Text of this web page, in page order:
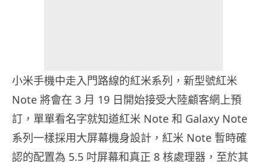
小米手機中走入門路線的紅米系列，新型號紅米
Note 將會在 3 月 19 日開始接受大陸顧客網上預
訂，單單看名字就知道紅米 Note 和 Galaxy Note
系列一樣採用大屏幕機身設計，紅米 Note 暫時確
認的配置為 5.5 吋屏幕和真正 8 核處理器，至於其